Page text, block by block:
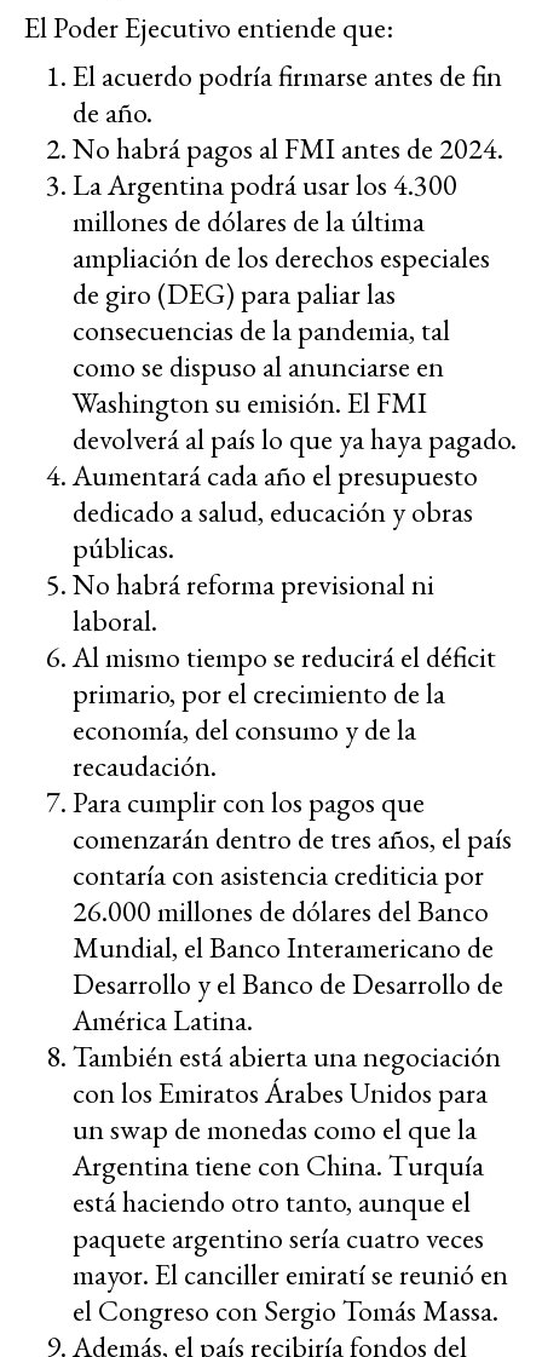
El Poder Ejecutivo entiende que:
El acuerdo podría firmarse antes de fin
de año.
No habrá pagos al FMI antes de 2024.
La Argentina podrá usar los 4.300
millones de dólares de la última
ampliación de los derechos especiales
de giro (DEG) para paliar las
consecuencias de la pandemia, tal
como se dispuso al anunciarse en
Washington su emisión. El FMI
devolverá al país lo que ya haya pagado.
Aumentará cada año el presupuesto
dedicado a salud, educación y obras
públicas.
No habrá reforma previsional ni
laboral.
Al mismo tiempo se reducirá el déficit
primario, por el crecimiento de la
economía, del consumo y de la
recaudación.
Para cumplir con los pagos que
comenzarán dentro de tres años, el país
contaría con asistencia crediticia por
26.000 millones de dólares del Banco
Mundial, el Banco Interamericano de
Desarrollo y el Banco de Desarrollo de
América Latina.
También está abierta una negociación
con los Emiratos Árabes Unidos para
un swap de monedas como el que la
Argentina tiene con China. Turquía
está haciendo otro tanto, aunque el
paquete argentino sería cuatro veces
mayor. El canciller emiratí se reunió en
el Congreso con Sergio Tomás Massa.
Además, el país recibiría fondos del